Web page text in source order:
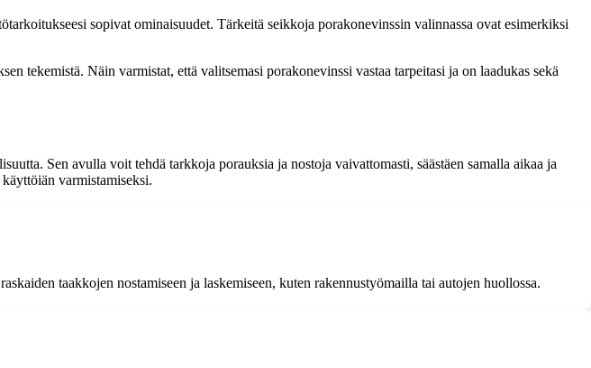
sopivat ominaisuudet. Tärkeitä seikkoja porakonevinssin valinnassa ovat esimerkiksi
tekemistä. Näin varmistat, että valitsemasi porakonevinssi vastaa tarpeitasi ja on laadukas sekä
Sen avulla voit tehdä tarkkoja porauksia ja nostoja vaivattomasti, säästäen samalla aikaa ja
varmistamiseksi.
taakkojen nostamiseen ja laskemiseen, kuten rakennustyömailla tai autojen huollossa.